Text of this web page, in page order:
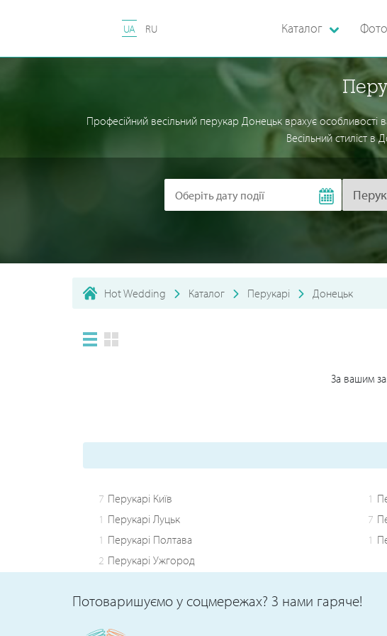
UA RU Каталог
Професійний весільний перукар Донецьк врахує особливості
Весільний стиліст в
Hot Wedding Каталог Перукарі Донецьк
За вашим
7 Перукарі Київ 1
1 Перукарі Луцьк 7
1 Перукарі Полтава 1
2 Перукарі Ужгород
Потоваришуємо у соцмережах? З нами гаряче!